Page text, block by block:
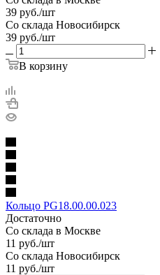
39 руб./шт
Со склада Новосибирск
39 руб./шт
В корзину
Кольцо PG18.00.00.023
Достаточно
Со склада в Москве
11 руб./шт
Со склада Новосибирск
11 руб./шт